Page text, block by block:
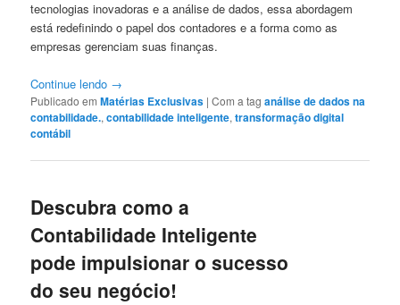
tecnologias inovadoras e a análise de dados, essa abordagem
está redefinindo o papel dos contadores e a forma como as
empresas gerenciam suas finanças.
Continue lendo →
Publicado em Matérias Exclusivas |Com a taganálise de dados na
contabilidade.,contabilidade inteligente,transformação digital
contábil
Descubra como a
Contabilidade Inteligente
pode impulsionar o sucesso
do seu negócio!